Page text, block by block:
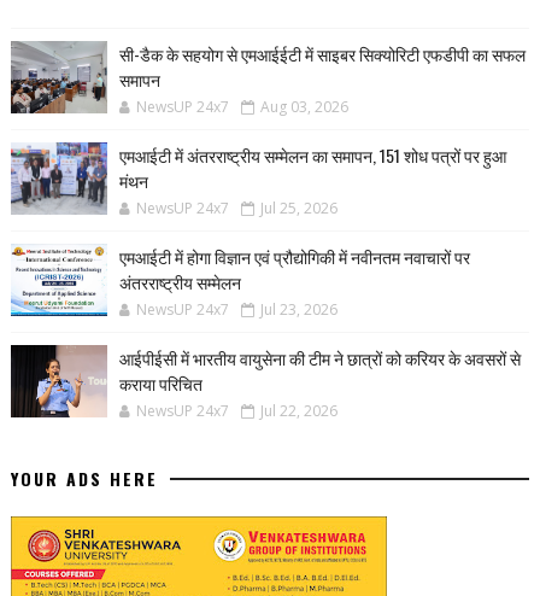
सी-डैक के सहयोग से एमआईईटी में साइबर सिक्योरिटी एफडीपी का सफल
समापन
NewsUP 24x7 Aug 03, 2026
एमआईटी में अंतरराष्ट्रीय सम्मेलन का समापन, 151 शोध पत्रों पर हुआ
मंथन
NewsUP 24x7 Jul 25, 2026
एमआईटी में होगा विज्ञान एवं प्रौद्योगिकी में नवीनतम नवाचारों पर
अंतरराष्ट्रीय सम्मेलन
NewsUP 24x7 Jul 23, 2026
आईपीईसी में भारतीय वायुसेना की टीम ने छात्रों को करियर के अवसरों से
कराया परिचित
NewsUP 24x7 Jul 22, 2026
YOUR ADS HERE